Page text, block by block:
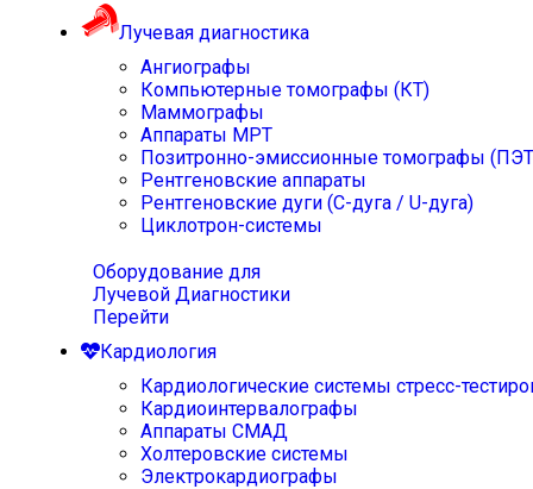
Лучевая диагностика
Ангиографы
Компьютерные томографы (КТ)
Маммографы
Аппараты МРТ
Позитронно-эмиссионные томографы
Рентгеновские аппараты
Рентгеновские дуги (С-дуга / U-дуга)
Циклотрон-системы
Оборудование для
Лучевой Диагностики
Перейти
Кардиология
Кардиологические системы стресс-
Кардиоинтервалографы
Аппараты СМАД
Холтеровские системы
Электрокардиографы